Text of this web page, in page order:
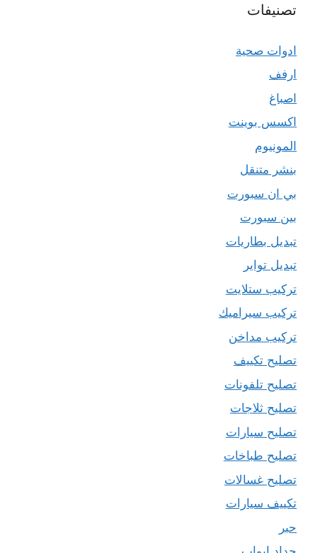
تصنيفات
ادوات صحية
ارفف
اصباغ
اكسس بوينت
المونيوم
بنشر متنقل
بي ان سبورت
بين سبورت
تبديل بطاريات
تبديل تواير
تركيب ستلايت
تركيب سيراميك
تركيب مداخن
تصليح تكييف
تصليح تلفونات
تصليح ثلاجات
تصليح سيارات
تصليح طباخات
تصليح غسالات
تكييف سيارات
حبر